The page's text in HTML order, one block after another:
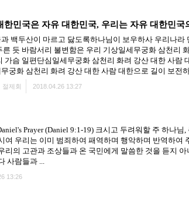
한민국은 자유 대한민국, 우리는 자유 대한민국
백두산이 마르고 닳도록하나님이 보우하사 우리나
른 듯 바람서리 불변함은 우리 기상일세무궁화 삼천리
가슴 일편단심일세무궁화 삼천리 화려 강산 대한 사
궁화 삼천리 화려 강산 대한 사람 대한으로 길이 보전
절제회 2018.04.26 13:27
Prayer (Daniel 9:1-19) 크시고 두려워할 주 하나
여 우리는 이미 범죄하여 패역하며 행악하며 반역하여
리의 고관과 조상들과 온 국민에게 말씀한 것을 듣지
사람들과 ...
13:26